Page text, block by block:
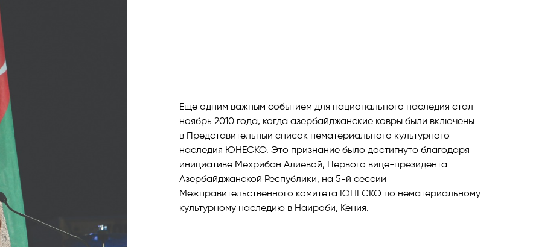
Еще одним важным событием для национального наследия стал
ноябрь 2010 года, когда азербайджанские ковры были включены
в Представительный список нематериального культурного
наследия ЮНЕСКО. Это признание было достигнуто благодаря
инициативе Мехрибан Алиевой, Первого вице-президента
Азербайджанской Республики, на 5-й сессии
Межправительственного комитета ЮНЕСКО по нематериальному
культурному наследию в Найроби, Кения.